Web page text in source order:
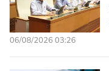
06/08/2026 03:26